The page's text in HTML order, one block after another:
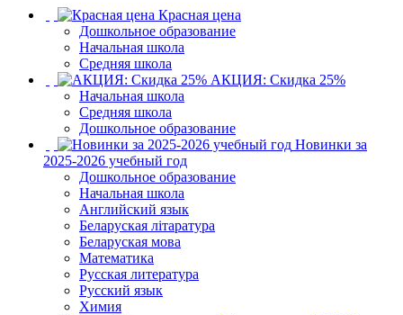
Красная цена
Дошкольное образование
Начальная школа
Средняя школа
АКЦИЯ: Скидка 25%
Начальная школа
Средняя школа
Дошкольное образование
Новинки за
2025-2026 учебный год
Дошкольное образование
Начальная школа
Английский язык
Беларуская літаратура
Беларуская мова
Математика
Русская литература
Русский язык
Химия